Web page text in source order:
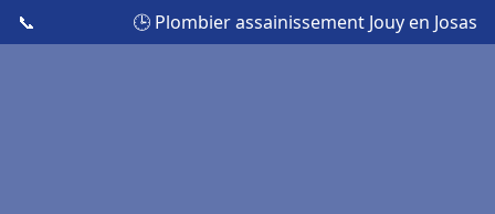
📞 🕒 Plombier assainissement Jouy en Josas